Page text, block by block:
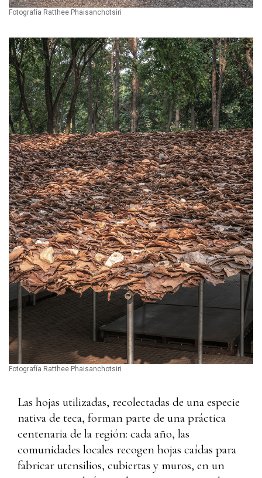
Fotografía Ratthee Phaisanchotsiri
Fotografía Ratthee Phaisanchotsiri
Las hojas utilizadas, recolectadas de una especie
nativa de teca, forman parte de una práctica
centenaria de la región: cada año, las
comunidades locales recogen hojas caídas para
fabricar utensilios, cubiertas y muros, en un